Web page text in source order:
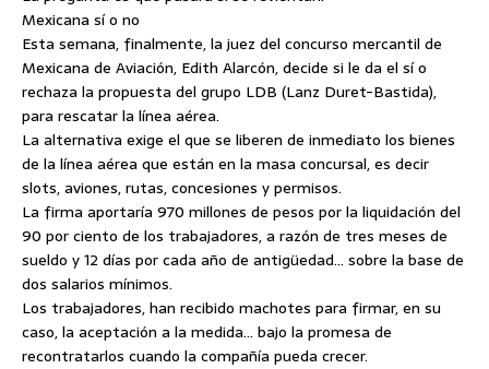
Mexicana sí o no
Esta semana, finalmente, la juez del concurso mercantil de
Mexicana de Aviación, Edith Alarcón, decide si le da el sí o
rechaza la propuesta del grupo LDB (Lanz Duret-Bastida),
para rescatar la línea aérea.
La alternativa exige el que se liberen de inmediato los bienes
de la línea aérea que están en la masa concursal, es decir
slots, aviones, rutas, concesiones y permisos.
La firma aportaría 970 millones de pesos por la liquidación del
90 por ciento de los trabajadores, a razón de tres meses de
sueldo y 12 días por cada año de antigüedad… sobre la base de
dos salarios mínimos.
Los trabajadores, han recibido machotes para firmar, en su
caso, la aceptación a la medida… bajo la promesa de
recontratarlos cuando la compañía pueda crecer.